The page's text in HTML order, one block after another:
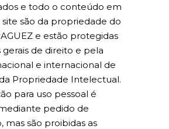
e todo o conteúdo em
são da propriedade do
e estão protegidas
de direito e pela
e internacional de
Propriedade Intelectual.
para uso pessoal é
pedido de
mas são proibidas as